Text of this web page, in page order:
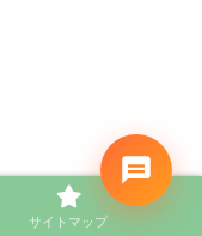
サイトマップ